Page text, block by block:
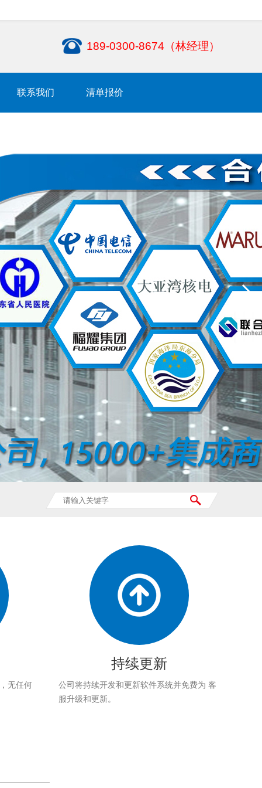
189-0300-8674（林经理）
联系我们 清单报价
无任何
持续更新
公司将持续开发和更新软件系统并免费为 客
服升级和更新。